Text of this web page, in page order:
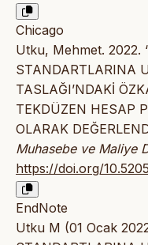
Chicago
Utku, Mehmet. 2022.
STANDARTLARINA
TASLAĞI’NDAKİ
TEKDÜZEN HESAP
OLARAK
Muhasebe ve Maliye
https://doi.org/
EndNote
Utku M (01 Ocak